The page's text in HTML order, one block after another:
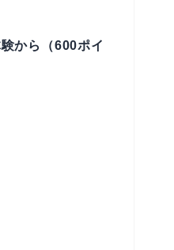
から（600ポイ